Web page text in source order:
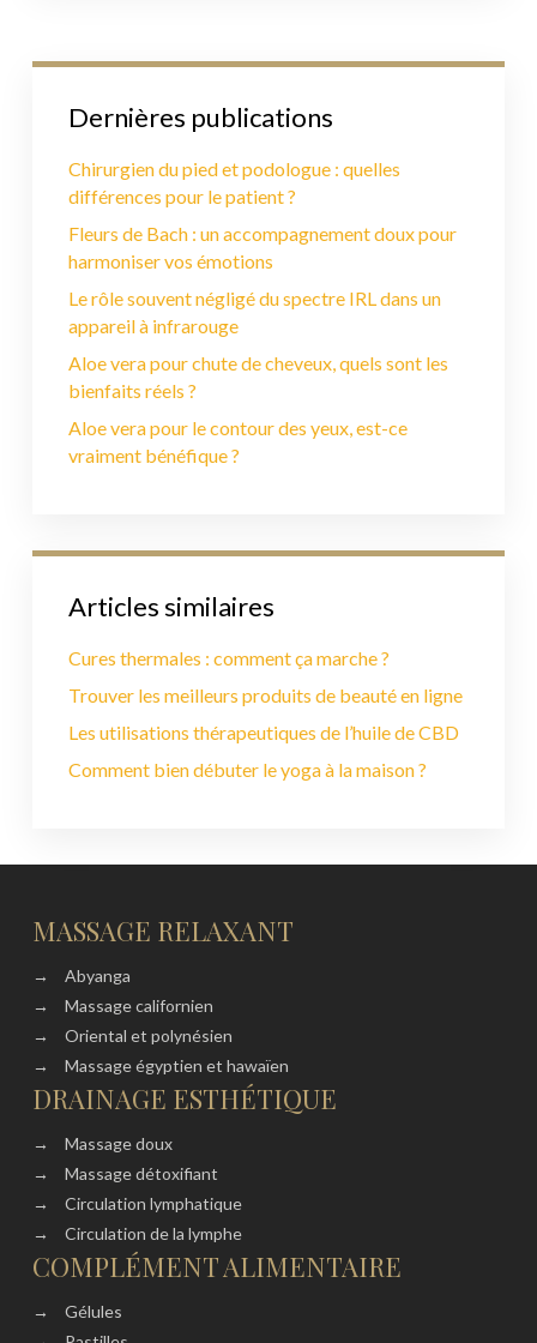
Dernières publications
Chirurgien du pied et podologue : quelles
différences pour le patient ?
Fleurs de Bach : un accompagnement doux pour
harmoniser vos émotions
Le rôle souvent négligé du spectre IRL dans un
appareil à infrarouge
Aloe vera pour chute de cheveux, quels sont les
bienfaits réels ?
Aloe vera pour le contour des yeux, est-ce
vraiment bénéfique ?
Articles similaires
Cures thermales : comment ça marche ?
Trouver les meilleurs produits de beauté en ligne
Les utilisations thérapeutiques de l’huile de CBD
Comment bien débuter le yoga à la maison ?
MASSAGE RELAXANT
→
Abyanga
→
Massage californien
→
Oriental et polynésien
→
Massage égyptien et hawaïen
DRAINAGE ESTHÉTIQUE
→
Massage doux
→
Massage détoxifiant
→
Circulation lymphatique
→
Circulation de la lymphe
COMPLÉMENT ALIMENTAIRE
→
Gélules